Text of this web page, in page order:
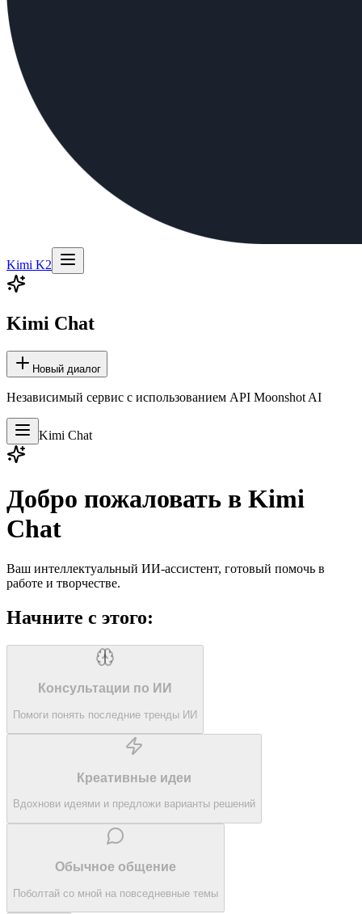
Kimi K2
Kimi Chat
Новый диалог
Независимый сервис с использованием API Moonshot AI
Kimi Chat
Добро пожаловать в Kimi
Chat
Ваш интеллектуальный ИИ-ассистент, готовый помочь в
работе и творчестве.
Начните с этого:
Консультации по ИИ
Помоги понять последние тренды ИИ
Креативные идеи
Вдохнови идеями и предложи варианты решений
Обычное общение
Поболтай со мной на повседневные темы